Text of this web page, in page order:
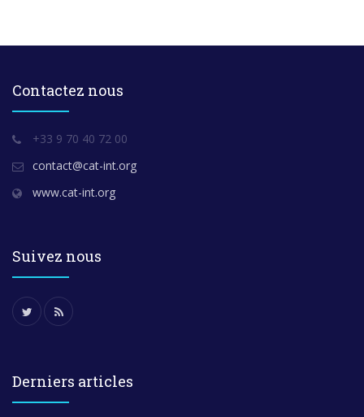
Contactez nous
+33 9 70 40 72 00
contact@cat-int.org
www.cat-int.org
Suivez nous
Derniers articles